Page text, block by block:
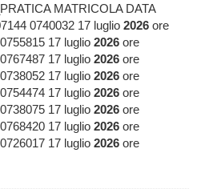
MATRICOLA DATA
0740032 17 luglio 2026 ore
17 luglio 2026 ore
17 luglio 2026 ore
17 luglio 2026 ore
17 luglio 2026 ore
17 luglio 2026 ore
17 luglio 2026 ore
17 luglio 2026 ore